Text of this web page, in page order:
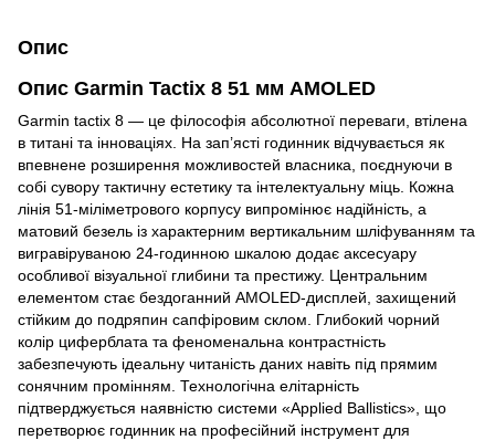
Опис
Опис Garmin Tactix 8 51 мм AMOLED
Garmin tactix 8 — це філософія абсолютної переваги, втілена
в титані та інноваціях. На зап’ясті годинник відчувається як
впевнене розширення можливостей власника, поєднуючи в
собі сувору тактичну естетику та інтелектуальну міць. Кожна
лінія 51-міліметрового корпусу випромінює надійність, а
матовий безель із характерним вертикальним шліфуванням та
вигравіруваною 24-годинною шкалою додає аксесуару
особливої візуальної глибини та престижу. Центральним
елементом стає бездоганний AMOLED-дисплей, захищений
стійким до подряпин сапфіровим склом. Глибокий чорний
колір циферблата та феноменальна контрастність
забезпечують ідеальну читаність даних навіть під прямим
сонячним промінням. Технологічна елітарність
підтверджується наявністю системи «Applied Ballistics», що
перетворює годинник на професійний інструмент для